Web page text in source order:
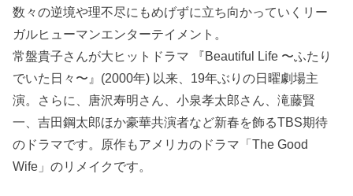
数々の逆境や理不尽にもめげずに立ち向かっていくリー
ガルヒューマンエンターテイメント。
常盤貴子さんが大ヒットドラマ 『Beautiful Life 〜ふたり
でいた日々〜』(2000年) 以来、19年ぶりの日曜劇場主
演。さらに、唐沢寿明さん、小泉孝太郎さん、滝藤賢
一、吉田鋼太郎ほか豪華共演者など新春を飾るTBS期待
のドラマです。原作もアメリカのドラマ「The Good
Wife」のリメイクです。